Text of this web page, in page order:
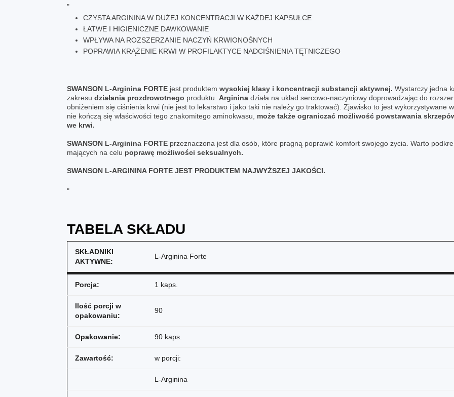
"
CZYSTA ARGININA W DUŻEJ KONCENTRACJI W KAŻDEJ KAPSUŁCE
ŁATWE I HIGIENICZNE DAWKOWANIE
WPŁYWA NA ROZSZERZANIE NACZYŃ KRWIONOŚNYCH
POPRAWIA KRĄŻENIE KRWI W PROFILAKTYCE NADCIŚNIENIA TĘTNICZEGO
SWANSON L-Arginina FORTE jest produktem wysokiej klasy i koncentracji substancji aktywnej. Wystarczy jedna
zakresu działania prozdrowotnego produktu. Arginina działa na układ sercowo-naczyniowy doprowadzając do
obniżeniem się ciśnienia krwi (nie jest to lekarstwo i jako taki nie należy go traktować). Zjawisko to jest wykorzystywane w
nie kończą się właściwości tego znakomitego aminokwasu, może także ograniczać możliwość powstawania
we krwi.
SWANSON L-Arginina FORTE przeznaczona jest dla osób, które pragną poprawić komfort swojego życia. Warto
mających na celu poprawę możliwości seksualnych.
SWANSON L-ARGININA FORTE JEST PRODUKTEM NAJWYŻSZEJ JAKOŚCI.
"
TABELA SKŁADU
SKŁADNIKI
AKTYWNE:
L-Arginina Forte
Porcja: 1 kaps.
Ilość porcji w
opakowaniu:
90
Opakowanie: 90 kaps.
Zawartość: w porcji:
L-Arginina